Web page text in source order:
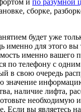
и по разумной
сборке,
будет уже
именно для этого вы
именно вашего
по телефону с
в свою очередь
наличие лифта,
Если вы являетесь